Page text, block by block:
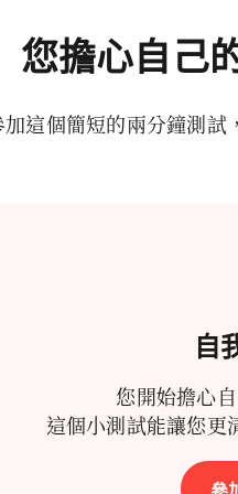
您擔心自己
這個簡短的兩分鐘測
自
您開始擔心
這個小測試能讓您更